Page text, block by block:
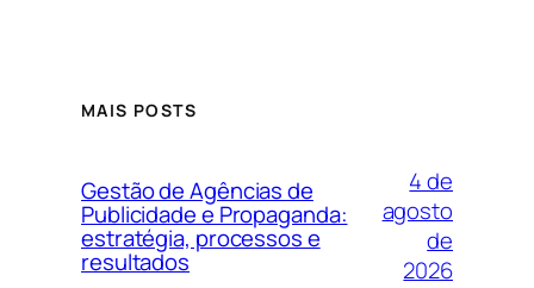
MAIS POSTS
Gestão de Agências de
Publicidade e Propaganda:
estratégia, processos e
resultados
4 de
agosto
de
2026